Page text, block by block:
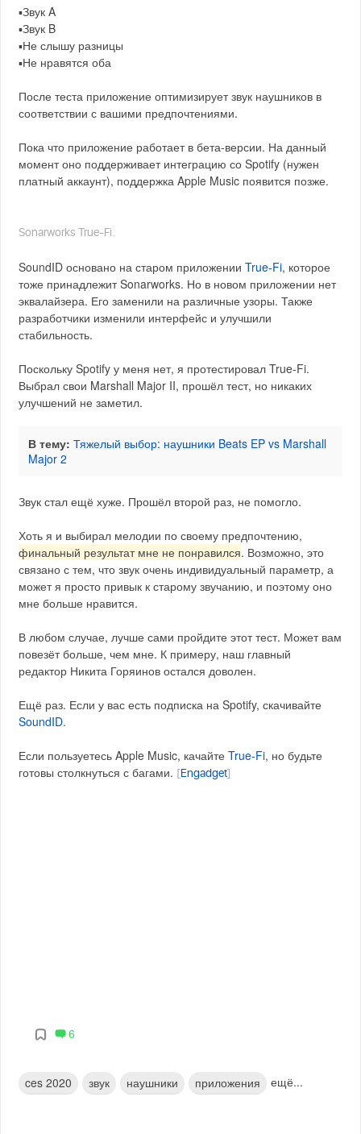
▪️Звук A
▪️Звук B
▪️Не слышу разницы
▪️Не нравятся оба
После теста приложение оптимизирует звук наушников в
соответствии с вашими предпочтениями.
Пока что приложение работает в бета-версии. На данный
момент оно поддерживает интеграцию со Spotify (нужен
платный аккаунт), поддержка Apple Music появится позже.
Sonarworks True-Fi.
SoundID основано на старом приложенииTrue-Fi, которое
тоже принадлежит Sonarworks. Но в новом приложении нет
эквалайзера. Его заменили на различные узоры. Также
разработчики изменили интерфейс и улучшили
стабильность.
Поскольку Spotify у меня нет, я протестировал True-Fi.
Выбрал свои Marshall Major II, прошёл тест, но никаких
улучшений не заметил.
В тему: Тяжелый выбор: наушники Beats EP vs Marshall
Major 2
Звук стал ещё хуже. Прошёл второй раз, не помогло.
Хоть я и выбирал мелодии по своему предпочтению,
финальный результат мне не понравился. Возможно, это
связано с тем, что звук очень индивидуальный параметр, а
может я просто привык к старому звучанию, и поэтому оно
мне больше нравится.
В любом случае, лучше сами пройдите этот тест. Может вам
повезёт больше, чем мне. К примеру, наш главный
редактор Никита Горяинов остался доволен.
Ещё раз. Если у вас есть подписка на Spotify, скачивайте
SoundID.
Если пользуетесь Apple Music, качайтеTrue-Fi, но будьте
готовы столкнуться с багами. [Engadget]
6
ces 2020 звук наушники приложения ещё...